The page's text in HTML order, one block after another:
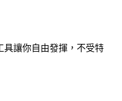
讓你自由發揮，不受特